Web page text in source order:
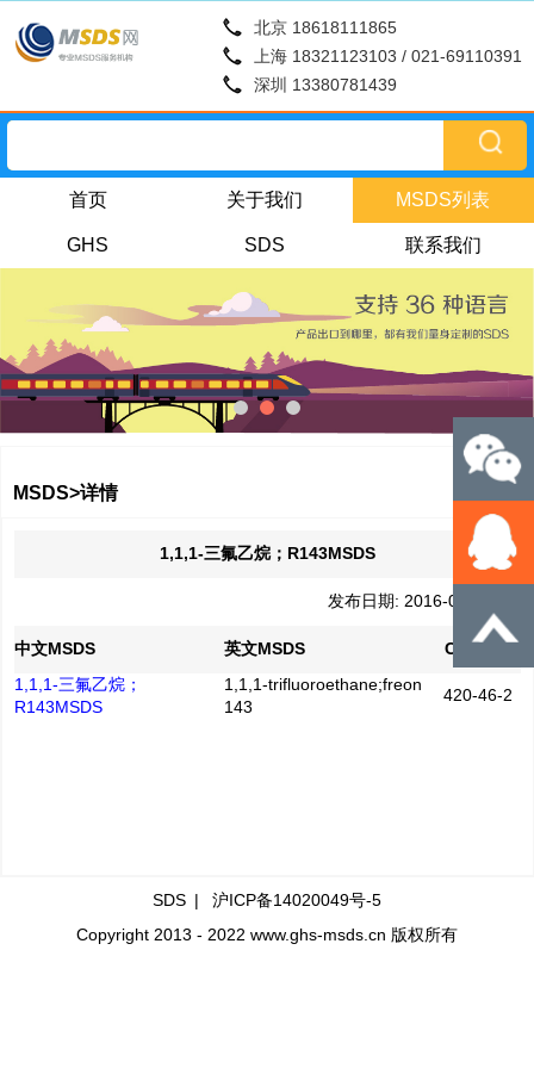
北京 18618111865
上海 18321123103 / 021-69110391
深圳 13380781439
首页 关于我们 MSDS列表
GHS SDS 联系我们
MSDS>详情
1,1,1-三氟乙烷；R143MSDS
发布日期: 2016-04-21
中文MSDS 英文MSDS
CAS No.
1,1,1-三氟乙烷；
R143MSDS
1,1,1-trifluoroethane;freon
143
420-46-2
SDS | 沪ICP备14020049号-5
Copyright 2013 - 2022 www.ghs-msds.cn 版权所有